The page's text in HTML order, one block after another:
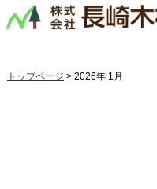
トップページ > 2026年 1月